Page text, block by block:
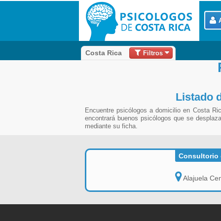
Costa Rica Filtros
Listado
Encuentre psicólogos a domicilio en Costa
encontrará buenos psicólogos que se
mediante su ficha.
Consultorio
Alajuela